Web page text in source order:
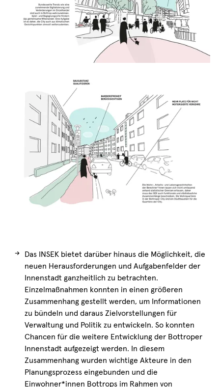
→
Das INSEK bietet darüber hinaus die Möglichkeit, die
neuen Herausforderungen und Aufgabenfelder der
Innenstadt ganzheitlich zu betrachten.
Einzelmaßnahmen konnten in einen größeren
Zusammenhang gestellt werden, um Informationen
zu bündeln und daraus Zielvorstellungen für
Verwaltung und Politik zu entwickeln. So konnten
Chancen für die weitere Entwicklung der Bottroper
Innenstadt aufgezeigt werden. In diesem
Zusammenhang wurden wichtige Akteure in den
Planungsprozess eingebunden und die
Einwohner*innen Bottrops im Rahmen von